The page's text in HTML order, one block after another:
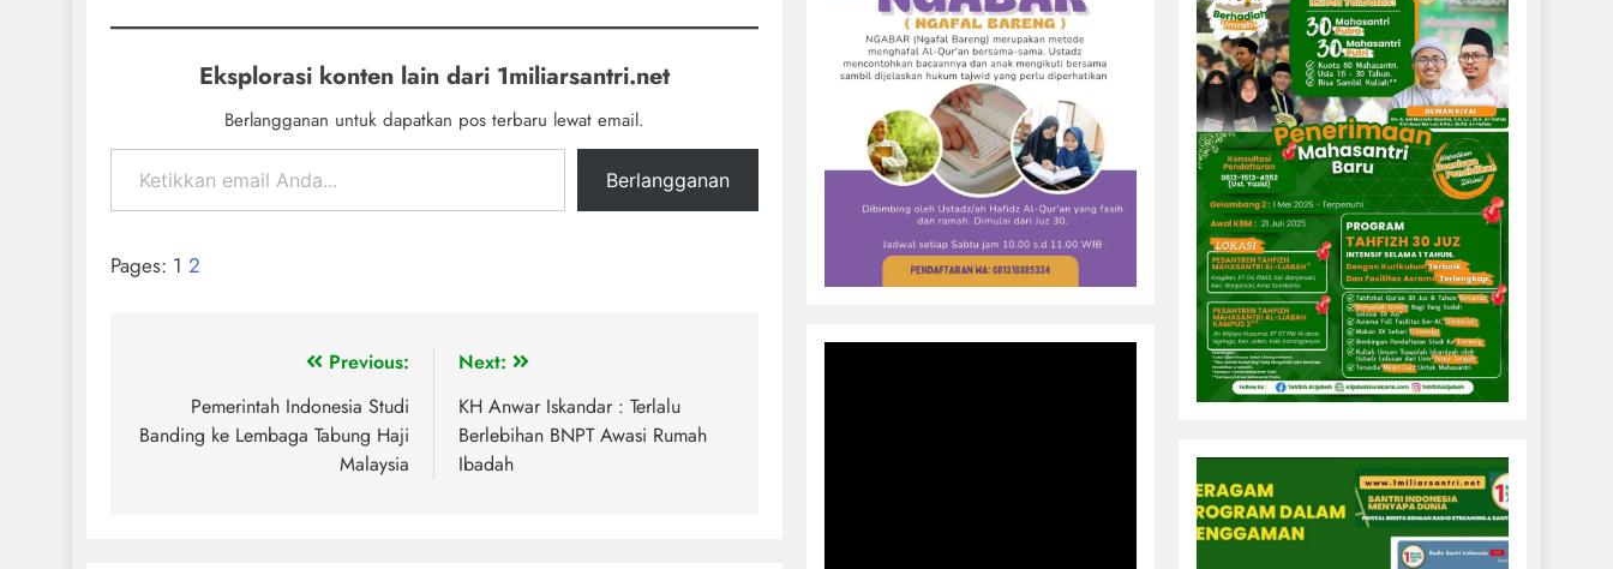
Eksplorasi konten lain dari 1miliarsantri.net
Berlangganan untuk dapatkan pos terbaru lewat email.
Berlangganan
Pages: 1 2
Previous:
Pemerintah Indonesia Studi
Banding ke Lembaga Tabung Haji
Malaysia
Next:
KH Anwar Iskandar : Terlalu
Berlebihan BNPT Awasi Rumah
Ibadah